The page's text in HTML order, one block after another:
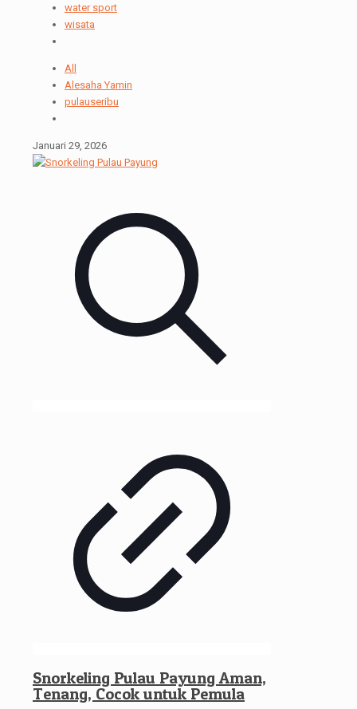
water sport
wisata
All
Alesaha Yamin
pulauseribu
Januari 29, 2026
Snorkeling Pulau Payung Aman,
Tenang, Cocok untuk Pemula